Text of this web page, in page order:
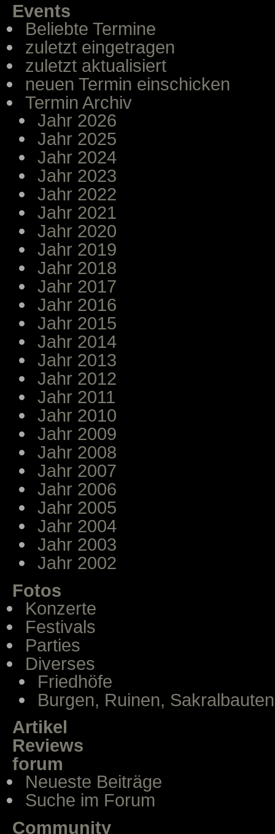
Events
Beliebte Termine
zuletzt eingetragen
zuletzt aktualisiert
neuen Termin einschicken
Termin Archiv
Jahr 2026
Jahr 2025
Jahr 2024
Jahr 2023
Jahr 2022
Jahr 2021
Jahr 2020
Jahr 2019
Jahr 2018
Jahr 2017
Jahr 2016
Jahr 2015
Jahr 2014
Jahr 2013
Jahr 2012
Jahr 2011
Jahr 2010
Jahr 2009
Jahr 2008
Jahr 2007
Jahr 2006
Jahr 2005
Jahr 2004
Jahr 2003
Jahr 2002
Fotos
Konzerte
Festivals
Parties
Diverses
Friedhöfe
Burgen, Ruinen, Sakralbauten
Artikel
Reviews
forum
Neueste Beiträge
Suche im Forum
Community